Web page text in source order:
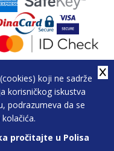
koji ne sadrže
korisničkog iskustva
podrazumeva da se
pročitajte u Polisa
- MAKART DOO
105184104, MB:
PDV je uračunat u cenu.